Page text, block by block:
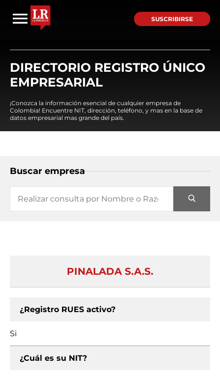
SUSCRIBIRSE
DIRECTORIO REGISTRO ÚNICO
EMPRESARIAL
¡Conozca la información esencial de cualquier empresa de
Colombia! Encuentre NIT, dirección, teléfono, y mas en la base de
datos empresarial mas grande del país.
Buscar empresa
PINALADA S.A.S.
¿Registro RUES activo?
Si
¿Cuál es su NIT?